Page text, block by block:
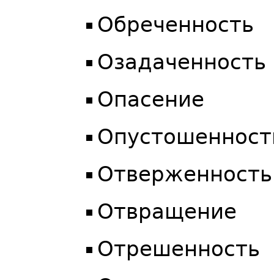
Обреченность
Озадаченность
Опасение
Отверженность
Отвращение
Отрешенность